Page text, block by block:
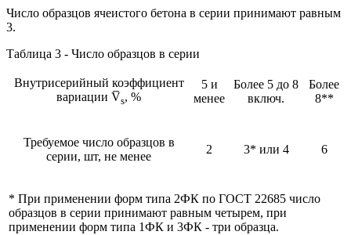
Число образцов ячеистого бетона в серии принимают равным
3.
Таблица 3 - Число образцов в серии
Внутрисерийный коэффициент
вариации V̅s, %
5 и
менее
Более 5 до 8
включ.
Более
8**
Требуемое число образцов в
серии, шт, не менее
2 3* или 4 6
* При применении форм типа 2ФК по ГОСТ 22685 число
образцов в серии принимают равным четырем, при
применении форм типа 1ФК и 3ФК - три образца.